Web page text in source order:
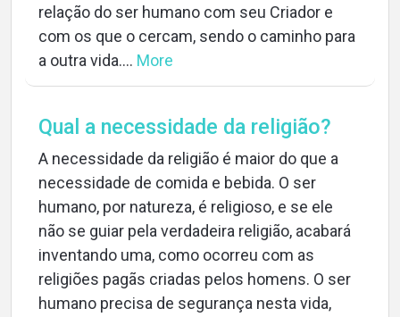
relação do ser humano com seu Criador e
com os que o cercam, sendo o caminho para
a outra vida.... More
Qual a necessidade da religião?
A necessidade da religião é maior do que a
necessidade de comida e bebida. O ser
humano, por natureza, é religioso, e se ele
não se guiar pela verdadeira religião, acabará
inventando uma, como ocorreu com as
religiões pagãs criadas pelos homens. O ser
humano precisa de segurança nesta vida,